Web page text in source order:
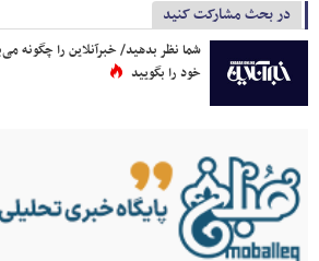
در بحث مشارکت کنید
شما نظر بدهید/ خبرآنلاین را چگونه
خود را بگویید